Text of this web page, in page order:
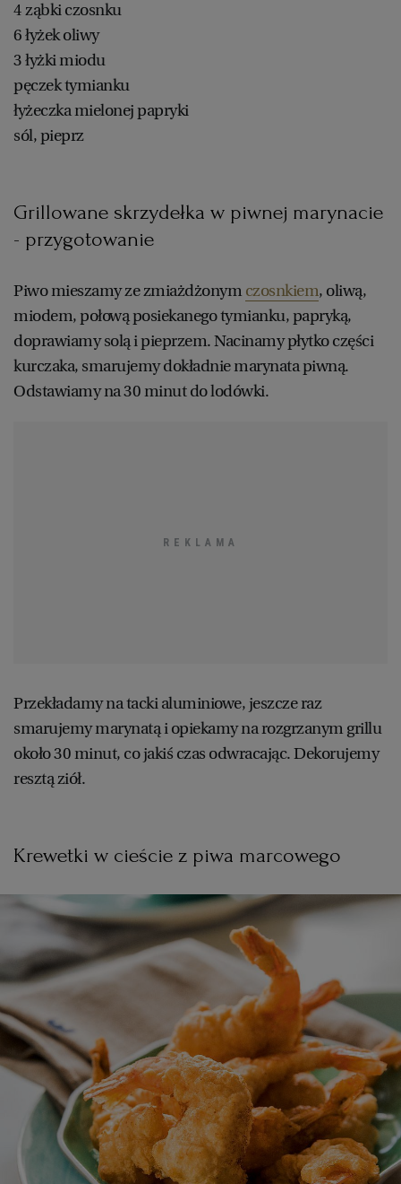
4 ząbki czosnku
6 łyżek oliwy
3 łyżki miodu
pęczek tymianku
łyżeczka mielonej papryki
sól, pieprz
Grillowane skrzydełka w piwnej marynacie
- przygotowanie
Piwo mieszamy ze zmiażdżonym czosnkiem, oliwą,
miodem, połową posiekanego tymianku, papryką,
doprawiamy solą i pieprzem. Nacinamy płytko części
kurczaka, smarujemy dokładnie marynata piwną.
Odstawiamy na 30 minut do lodówki.
Przekładamy na tacki aluminiowe, jeszcze raz
smarujemy marynatą i opiekamy na rozgrzanym grillu
około 30 minut, co jakiś czas odwracając. Dekorujemy
resztą ziół.
Krewetki w cieście z piwa marcowego